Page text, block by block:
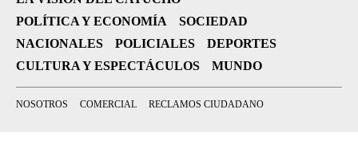
POLÍTICA Y ECONOMÍA
SOCIEDAD
NACIONALES
POLICIALES
DEPORTES
CULTURA Y ESPECTÁCULOS
MUNDO
NOSOTROS COMERCIAL RECLAMOS CIUDADANO